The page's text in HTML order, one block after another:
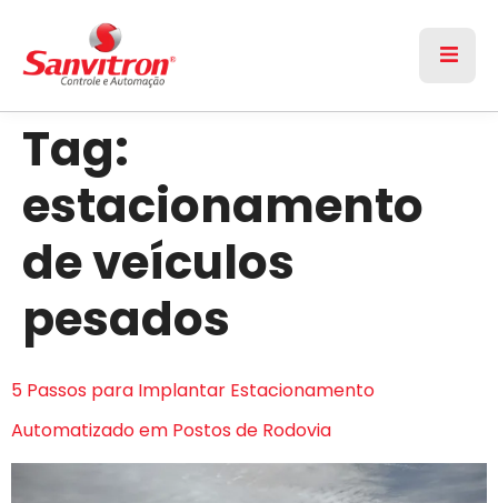
Tag:
estacionamento
de veículos
pesados
5 Passos para Implantar Estacionamento
Automatizado em Postos de Rodovia